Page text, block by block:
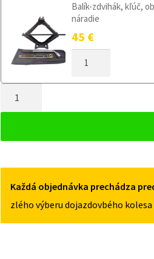
Balík-zdvihák, kľúč,
náradie
45 €
DOJAZDOVÉ
OD
125/80R16
OD
2017
5X100
Každá objednávka prechádza
zlého výberu dojazdovbého